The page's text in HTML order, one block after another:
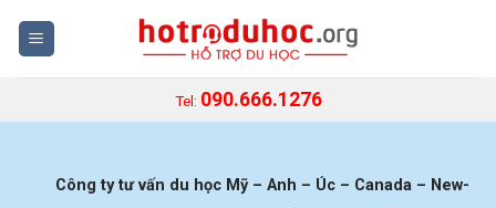
Tel: 090.666.1276
Công ty tư vấn du học Mỹ – Anh – Úc – Canada – New-